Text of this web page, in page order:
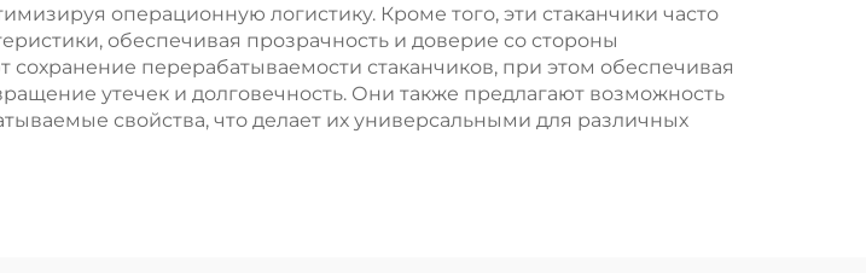
операционную логистику. Кроме того, эти стаканчики часто
обеспечивая прозрачность и доверие со стороны
перерабатываемости стаканчиков, при этом обеспечивая
утечек и долговечность. Они также предлагают возможность
свойства, что делает их универсальными для различных